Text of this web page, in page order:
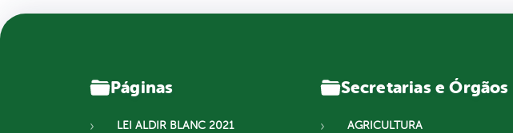
Páginas
LEI ALDIR BLANC 2021
Secretarias e Órgãos
AGRICULTURA